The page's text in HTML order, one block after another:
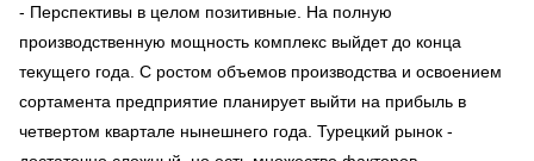
- Перспективы в целом позитивные. На полную
производственную мощность комплекс выйдет до конца
текущего года. С ростом объемов производства и освоением
сортамента предприятие планирует выйти на прибыль в
четвертом квартале нынешнего года. Турецкий рынок -